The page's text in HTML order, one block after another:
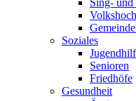
Sing-
Soziales
Senioren
Friedhöfe
Gesundheit